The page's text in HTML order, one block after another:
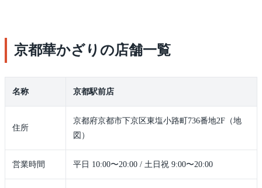
京都華かざりの店舗一覧
名称 京都駅前店
住所
京都府京都市下京区東塩小路町736番地2F（地
図）
営業時間 平日 10:00〜20:00 / 土日祝 9:00〜20:00